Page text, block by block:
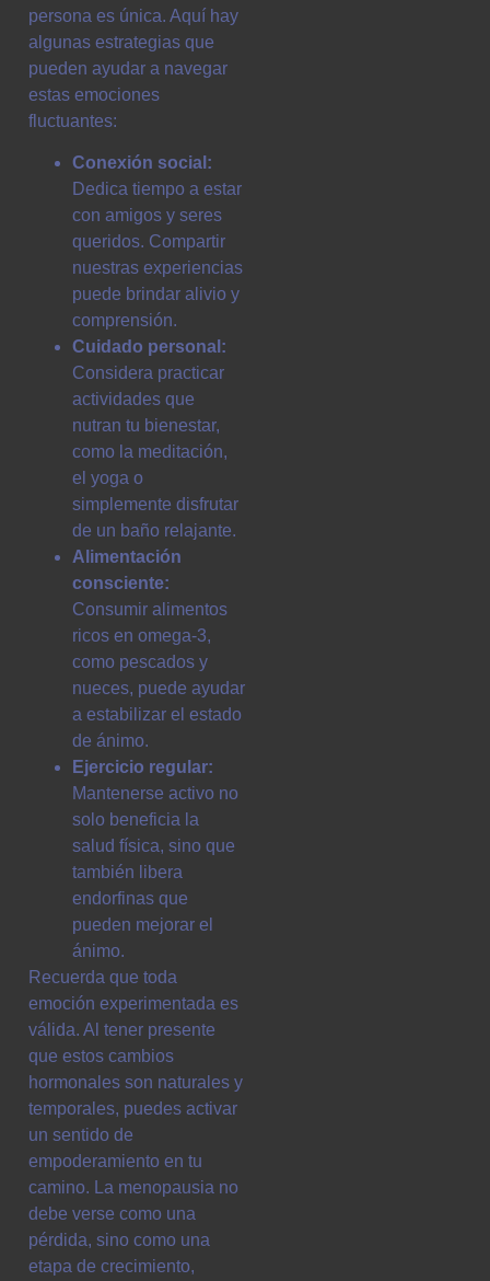
persona es única. Aquí hay
algunas estrategias que
pueden ayudar a navegar
estas emociones
fluctuantes:
Conexión social:
Dedica tiempo a estar
con amigos y seres
queridos. Compartir
nuestras experiencias
puede brindar alivio y
comprensión.
Cuidado personal:
Considera practicar
actividades que
nutran tu bienestar,
como la meditación,
el yoga o
simplemente disfrutar
de un baño relajante.
Alimentación
consciente:
Consumir alimentos
ricos en omega-3,
como pescados y
nueces, puede ayudar
a estabilizar el estado
de ánimo.
Ejercicio regular:
Mantenerse activo no
solo beneficia la
salud física, sino que
también libera
endorfinas que
pueden mejorar el
ánimo.
Recuerda que toda
emoción experimentada es
válida. Al tener presente
que estos cambios
hormonales son naturales y
temporales, puedes activar
un sentido de
empoderamiento en tu
camino. La menopausia no
debe verse como una
pérdida, sino como una
etapa de crecimiento,